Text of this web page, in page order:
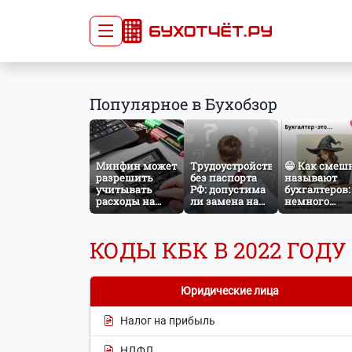
Главная
Сдать отчёт
Тарифы
Оплата
Популярное в Бухобзор
Минфин может
разрешить
учитывать
расходы на
защиту от
на прибыль
Трудоустройство
без паспорта
РФ: допустима
ли замена на
загранпаспорт?
😁 Как
называют
бухгалтеров:
немного
КОДЫ КБК В 2022 ГОДУ
Юридические лица
Налог на прибыль